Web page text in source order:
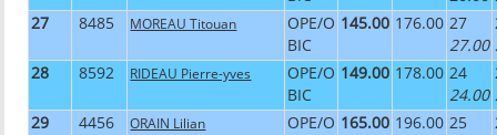
27
8485 MOREAU Titouan
OPE/O
BIC
145.00 176.00 27
27.00
28
8592 RIDEAU Pierre-yves
OPE/O
BIC
149.00 178.00 24
24.00
29
4456 ORAIN Lilian
OPE/O 165.00 196.00 25